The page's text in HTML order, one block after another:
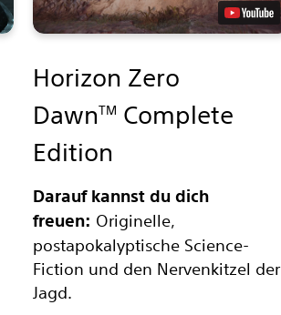
Horizon Zero
DawnTM Complete
Edition
Darauf kannst du dich
freuen: Originelle,
postapokalyptische Science-
Fiction und den Nervenkitzel der
Jagd.